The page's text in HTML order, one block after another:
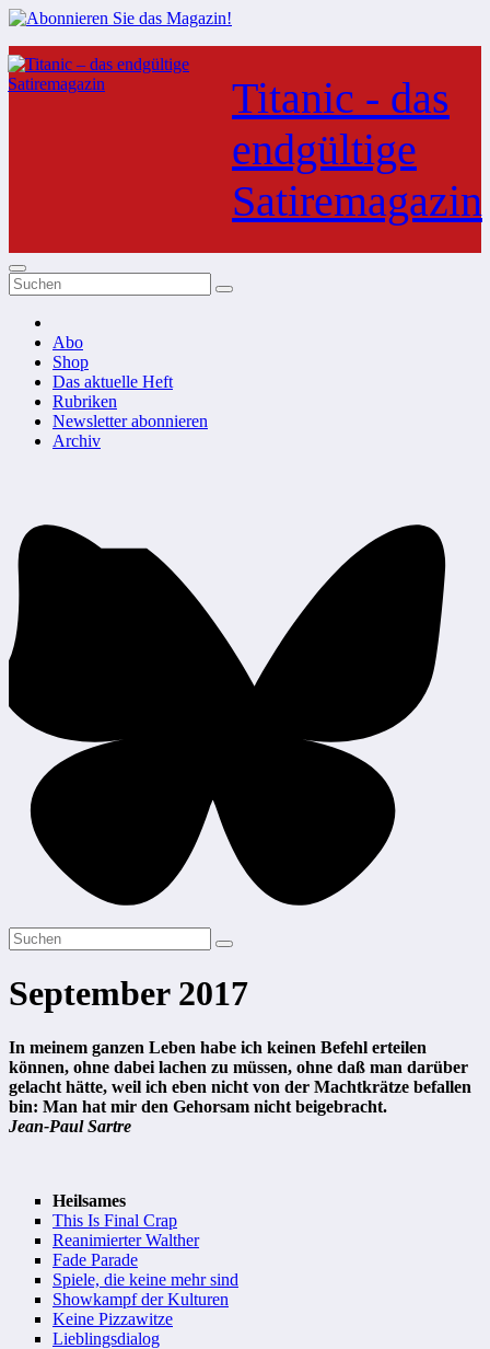
Zum
Inhalt
springen
Titanic - das
endgültige
Satiremagazin
Abo
Shop
Das aktuelle Heft
Rubriken
Newsletter abonnieren
Archiv
September 2017
In meinem ganzen Leben habe ich keinen Befehl erteilen
können, ohne dabei lachen zu müssen, ohne daß man darüber
gelacht hätte, weil ich eben nicht von der Machtkrätze befallen
bin: Man hat mir den Gehorsam nicht beigebracht.
Jean-Paul Sartre
Heilsames
This Is Final Crap
Reanimierter Walther
Fade Parade
Spiele, die keine mehr sind
Showkampf der Kulturen
Keine Pizzawitze
Lieblingsdialog